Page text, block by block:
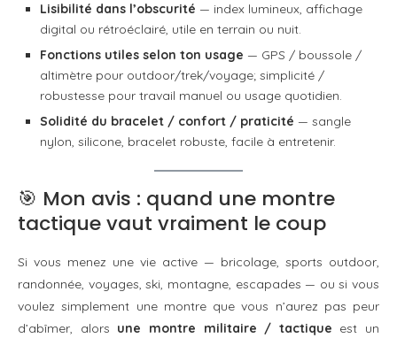
Lisibilité dans l’obscurité — index lumineux, affichage
digital ou rétroéclairé, utile en terrain ou nuit.
Fonctions utiles selon ton usage — GPS / boussole /
altimètre pour outdoor/trek/voyage; simplicité /
robustesse pour travail manuel ou usage quotidien.
Solidité du bracelet / confort / praticité — sangle
nylon, silicone, bracelet robuste, facile à entretenir.
🎯 Mon avis : quand une montre
tactique vaut vraiment le coup
Si vous menez une vie active — bricolage, sports outdoor,
randonnée, voyages, ski, montagne, escapades — ou si vous
voulez simplement une montre que vous n’aurez pas peur
d’abîmer, alors une montre militaire / tactique est un